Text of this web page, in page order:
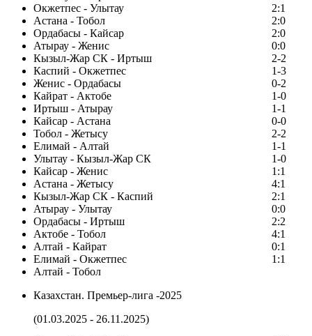
Окжетпес - Улытау
2:1
Астана - Тобол
2:0
Ордабасы - Кайсар
2:0
Атырау - Женис
0:0
Кызыл-Жар СК - Иртыш
2-2
Каспий - Окжетпес
1-3
Женис - Ордабасы
0-2
Кайрат - Актобе
1-0
Иртыш - Атырау
1-1
Кайсар - Астана
0-0
Тобол - Жетысу
2-2
Елимай - Алтай
1-1
Улытау - Кызыл-Жар СК
1-0
Кайсар - Женис
1:1
Астана - Жетысу
4:1
Кызыл-Жар СК - Каспий
2:1
Атырау - Улытау
0:0
Ордабасы - Иртыш
2:2
Актобе - Тобол
4:1
Алтай - Кайрат
0:1
Елимай - Окжетпес
1:1
Алтай - Тобол
Казахстан. Премьер-лига -2025
(01.03.2025 - 26.11.2025)